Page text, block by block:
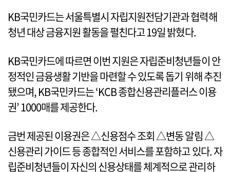
KB국민카드는 서울특별시 자립지원전담기관과 협력해
청년 대상 금융지원 활동을 펼친다고 19일 밝혔다.
KB국민카드에 따르면 이번 지원은 자립준비청년들이 안
정적인 금융생활 기반을 마련할 수 있도록 돕기 위해 추진
됐으며, KB국민카드는 ‘KCB 종합신용관리플러스 이용
권’ 1000매를 제공한다.
금번 제공된 이용권은 △신용점수 조회 △변동 알림 △
신용관리 가이드 등 종합적인 서비스를 포함하고 있다. 자
립준비청년들이 자신의 신용상태를 체계적으로 관리하